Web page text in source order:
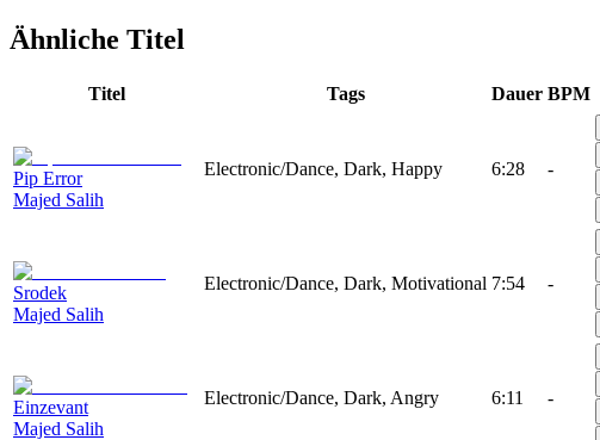
Ähnliche Titel
Titel Tags Dauer BPM
Pip Error
Majed Salih
Electronic/Dance, Dark, Happy 6:28 -
Srodek
Majed Salih
Electronic/Dance, Dark, Motivational 7:54 -
Einzevant
Majed Salih
Electronic/Dance, Dark, Angry 6:11 -